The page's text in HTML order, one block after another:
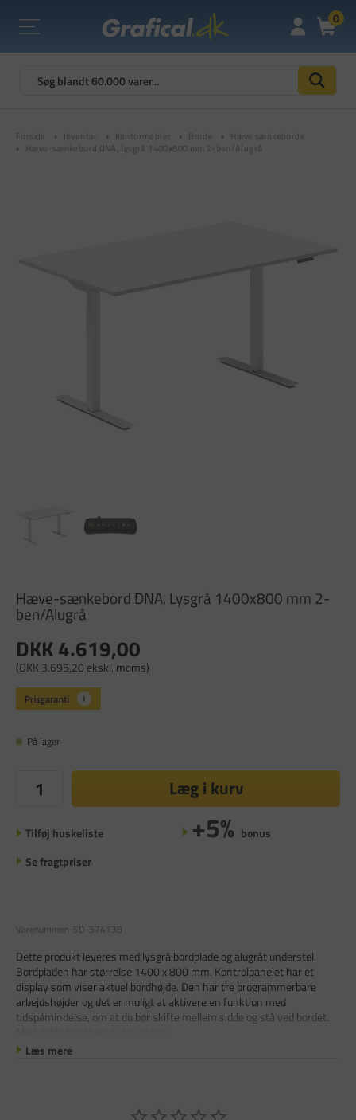
0
Forside Inventar Kontormøbler Borde
Hæve sænkeborde
Hæve-sænkebord DNA, Lysgrå 1400x800 mm 2-ben/Alugrå
Hæve-sænkebord DNA, Lysgrå 1400x800 mm 2-
ben/Alugrå
DKK 4.619,00
(DKK 3.695,20 ekskl. moms)
På lager
Læg i kurv
Tilføj huskeliste +5% bonus
Se fragtpriser
Varenummer: SD-574138
Dette produkt leveres med lysgrå bordplade og alugråt understel.
Bordpladen har størrelse 1400 x 800 mm. Kontrolpanelet har et
display som viser aktuel bordhøjde. Den har tre programmerbare
arbejdshøjder og det er muligt at aktivere en funktion med
tidspåmindelse, om at du bør skifte mellem sidde og stå ved bordet.
Læs mere